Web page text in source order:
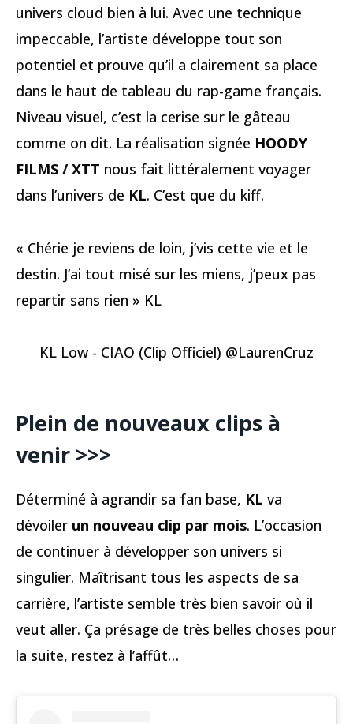
univers cloud bien à lui. Avec une technique
impeccable, l’artiste développe tout son
potentiel et prouve qu’il a clairement sa place
dans le haut de tableau du rap-game français.
Niveau visuel, c’est la cerise sur le gâteau
comme on dit. La réalisation signée HOODY
FILMS / XTT nous fait littéralement voyager
dans l’univers de KL. C’est que du kiff.
« Chérie je reviens de loin, j’vis cette vie et le
destin. J’ai tout misé sur les miens, j’peux pas
repartir sans rien » KL
KL Low - CIAO (Clip Officiel) @LaurenCruz
Plein de nouveaux clips à
venir >>>
Déterminé à agrandir sa fan base, KL va
dévoiler un nouveau clip par mois. L’occasion
de continuer à développer son univers si
singulier. Maîtrisant tous les aspects de sa
carrière, l’artiste semble très bien savoir où il
veut aller. Ça présage de très belles choses pour
la suite, restez à l’affût…